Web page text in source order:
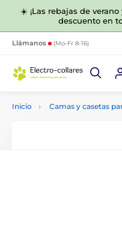
☀️ ¡Las rebajas de
descuento en
Llámanos (Mo-Fr 8-16)
Inicio Camas y casetas